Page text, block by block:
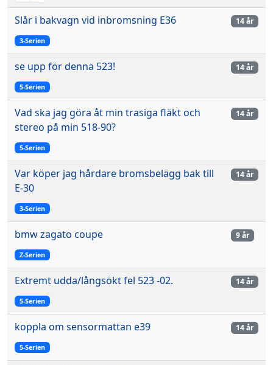
Slår i bakvagn vid inbromsning E36
3-Serien
14 år
se upp för denna 523!
5-Serien
14 år
Vad ska jag göra åt min trasiga fläkt och
stereo på min 518-90?
5-Serien
14 år
Var köper jag hårdare bromsbelägg bak till
E-30
3-Serien
14 år
bmw zagato coupe
Z-Serien
9 år
Extremt udda/långsökt fel 523 -02.
5-Serien
14 år
koppla om sensormattan e39
5-Serien
14 år